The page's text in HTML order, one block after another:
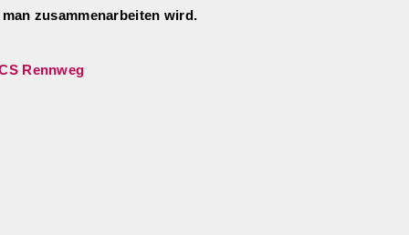
zusammenarbeiten wird.
CS Rennweg